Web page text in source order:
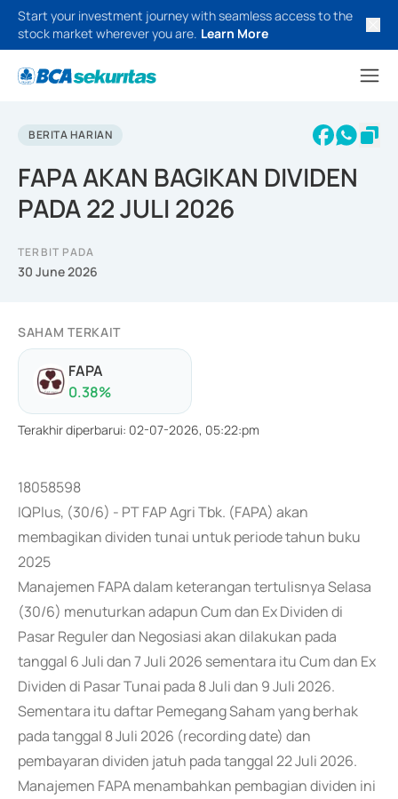
Start your investment journey with seamless access to the
stock market wherever you are. Learn More
BERITA HARIAN
FAPA AKAN BAGIKAN DIVIDEN
PADA 22 JULI 2026
TERBIT PADA
30 June 2026
SAHAM TERKAIT
FAPA
0.38%
Terakhir diperbarui: 02-07-2026, 05:22:pm
18058598
IQPlus, (30/6) - PT FAP Agri Tbk. (FAPA) akan
membagikan dividen tunai untuk periode tahun buku
2025
Manajemen FAPA dalam keterangan tertulisnya Selasa
(30/6) menuturkan adapun Cum dan Ex Dividen di
Pasar Reguler dan Negosiasi akan dilakukan pada
tanggal 6 Juli dan 7 Juli 2026 sementara itu Cum dan Ex
Dividen di Pasar Tunai pada 8 Juli dan 9 Juli 2026.
Sementara itu daftar Pemegang Saham yang berhak
pada tanggal 8 Juli 2026 (recording date) dan
pembayaran dividen jatuh pada tanggal 22 Juli 2026.
Manajemen FAPA menambahkan pembagian dividen ini